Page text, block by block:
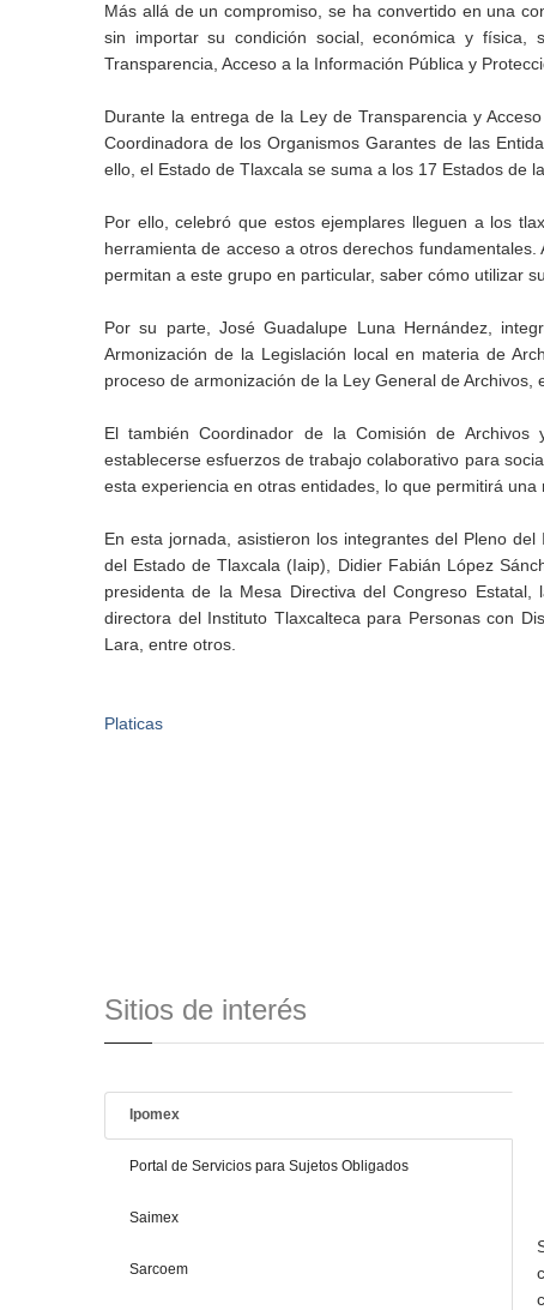
Más allá de un compromiso, se ha convertido en una
sin importar su condición social, económica y física,
Transparencia, Acceso a la Información Pública y
Durante la entrega de la Ley de Transparencia y
Coordinadora de los Organismos Garantes de las
ello, el Estado de Tlaxcala se suma a los 17 Estados de
Por ello, celebró que estos ejemplares lleguen a los
herramienta de acceso a otros derechos
permitan a este grupo en particular, saber cómo utilizar
Por su parte, José Guadalupe Luna Hernández,
Armonización de la Legislación local en materia de
proceso de armonización de la Ley General de Archivos,
El también Coordinador de la Comisión de
establecerse esfuerzos de trabajo colaborativo para
esta experiencia en otras entidades, lo que permitirá una
En esta jornada, asistieron los integrantes del Pleno
del Estado de Tlaxcala (Iaip), Didier Fabián López
presidenta de la Mesa Directiva del Congreso
directora del Instituto Tlaxcalteca para Personas con
Lara, entre otros.
Platicas
Sitios de interés
Ipomex
Portal de Servicios para Sujetos Obligados
Saimex
Sarcoem